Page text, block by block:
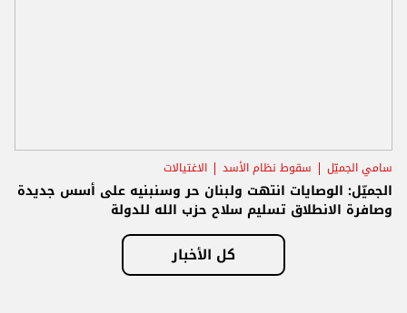
سامي الجميّل سقوط نظام الأسد الاغتيالات
الجميّل: الوصايات انتهت ولبنان حر وسنبنيه على أسس جديدة
وصافرة الانطلاق تسليم سلاح حزب الله للدولة
كل الأخبار